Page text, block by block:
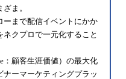
ま。
ーまで配信イベントにかか
ネクプロで一元化すること
：顧客生涯価値）の最大化
ナーマーケティングプラッ